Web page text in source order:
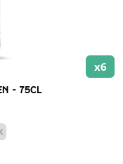
x6
– 75cl